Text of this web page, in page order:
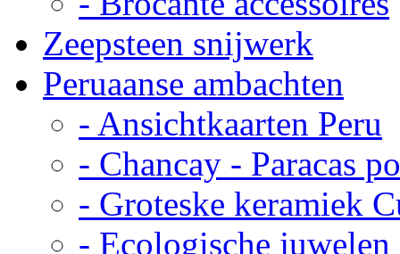
Zeepsteen snijwerk
Peruaanse ambachten
- Ansichtkaarten Peru
- Chancay - Paracas
- Groteske keramiek
- Ecologische juwelen